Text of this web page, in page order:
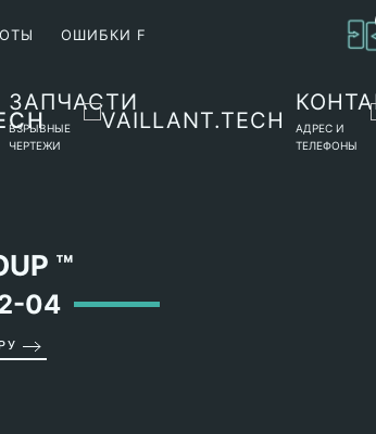
ОШИБКИ F
ЗАПЧАСТИ
ВЗРЫВНЫЕ
ЧЕРТЕЖИ
АДРЕС И
ТЕЛЕФОНЫ
™
04